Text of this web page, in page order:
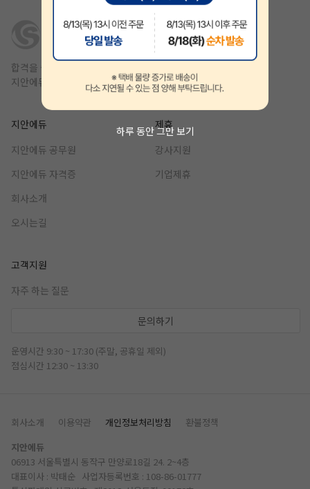
하루 동안 그만 보기
합격을 쉽고 빠르게,
지안에듀는 1년 안에 합격을 목표를 합니다.
지안에듀
지안에듀 공무원
지안에듀 자격증
회사소개
오시는길
제휴
강사지원
기업제휴
고객지원
자주 하는 질문
문의하기
운영시간 9:30 ~ 17:30 (주말, 공휴일 제외)
점심시간 12:30 ~ 13:30
회사소개 이용약관 개인정보처리방침
환불정책
지안에듀
06913 서울특별시 동작구 만양로18길 24. 2~4층
대표이사 : 박태순 사업자등록번호 : 108-86-01777